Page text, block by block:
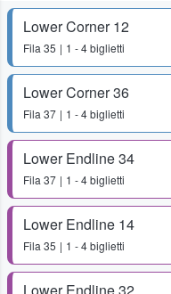
Lower Corner 12
Fila 35 1 - 4 biglietti
Lower Corner 36
Fila 37 1 - 4 biglietti
Lower Endline 34
Fila 37 1 - 4 biglietti
Lower Endline 14
Fila 35 1 - 4 biglietti